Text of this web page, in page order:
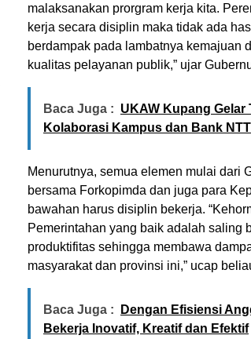
malaksanakan prorgram kerja kita.
kerja secara disiplin maka tidak ada
berdampak pada lambatnya kemajuan
kualitas pelayanan publik,” ujar
Baca Juga : UKAW Kupang Gelar
Kolaborasi Kampus dan Bank
Menurutnya, semua elemen mulai dari
bersama Forkopimda dan juga para
bawahan harus disiplin bekerja.
Pemerintahan yang baik adalah saling
produktifitas sehingga membawa
masyarakat dan provinsi ini,” ucap
Baca Juga :
Dengan Efisiensi
Bekerja Inovatif, Kreatif dan Efektif